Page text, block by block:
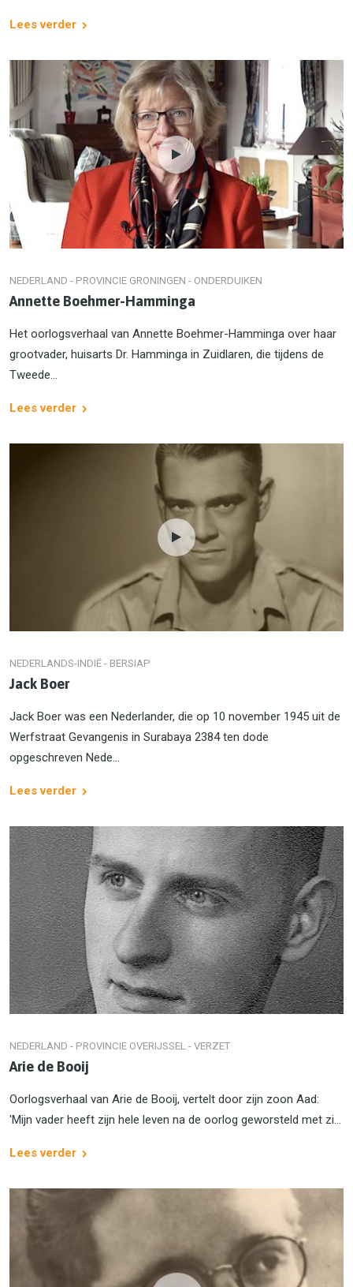
Lees verder
NEDERLAND - PROVINCIE GRONINGEN - ONDERDUIKEN
Annette Boehmer-Hamminga
Het oorlogsverhaal van Annette Boehmer-Hamminga over haar
grootvader, huisarts Dr. Hamminga in Zuidlaren, die tijdens de
Tweede...
Lees verder
NEDERLANDS-INDIË - BERSIAP
Jack Boer
Jack Boer was een Nederlander, die op 10 november 1945 uit de
Werfstraat Gevangenis in Surabaya 2384 ten dode
opgeschreven Nede...
Lees verder
NEDERLAND - PROVINCIE OVERIJSSEL - VERZET
Arie de Booij
Oorlogsverhaal van Arie de Booij, vertelt door zijn zoon Aad:
'Mijn vader heeft zijn hele leven na de oorlog geworsteld met zi...
Lees verder